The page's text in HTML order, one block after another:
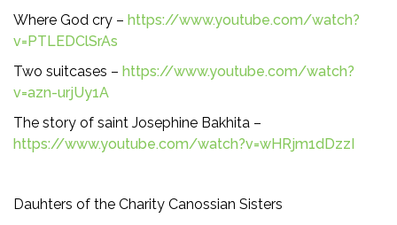
Where God cry – https://www.youtube.com/watch?
v=PTLEDClSrAs
Two suitcases – https://www.youtube.com/watch?
v=azn-urjUy1A
The story of saint Josephine Bakhita –
https://www.youtube.com/watch?v=wHRjm1dDzzI
Dauhters of the Charity Canossian Sisters